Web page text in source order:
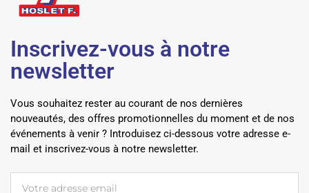
Inscrivez-vous à notre
newsletter
Vous souhaitez rester au courant de nos dernières
nouveautés, des offres promotionnelles du moment et de nos
événements à venir ? Introduisez ci-dessous votre adresse e-
mail et inscrivez-vous à notre newsletter.